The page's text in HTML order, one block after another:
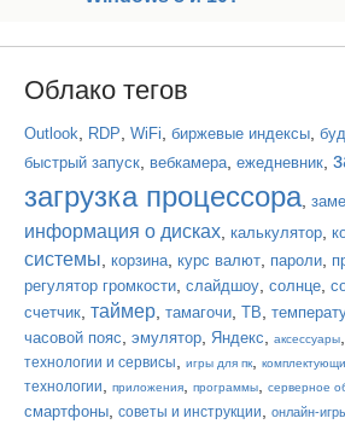
Облако тегов
Outlook, RDP, WiFi, биржевые индексы,
быстрый запуск, вебкамера, ежедневник,
загрузка процессора,
информация о дисках, калькулятор,
системы, корзина, курс валют, пароли,
регулятор громкости, слайдшоу, солнце,
счетчик, таймер, тамагочи, ТВ,
часовой пояс, эмулятор, Яндекс, аксессуары,
технологии и сервисы, игры для пк,
технологии, приложения, программы, серверное
смартфоны, советы и инструкции, онлайн-